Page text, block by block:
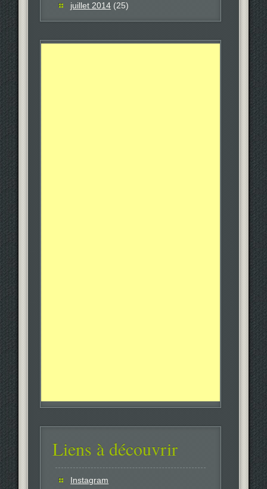
juillet 2014 (25)
Liens à découvrir
Instagram